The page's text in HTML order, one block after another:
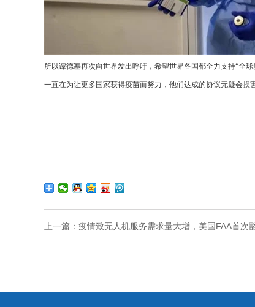
所以谭德塞再次向世界发出呼吁，希望世界各国都全力支持“全
一直在为让更多国家获得疫苗而努力，他们达成的协议无疑会损
上一篇： 疫情致无人机服务需求量大增，美国FAA首次